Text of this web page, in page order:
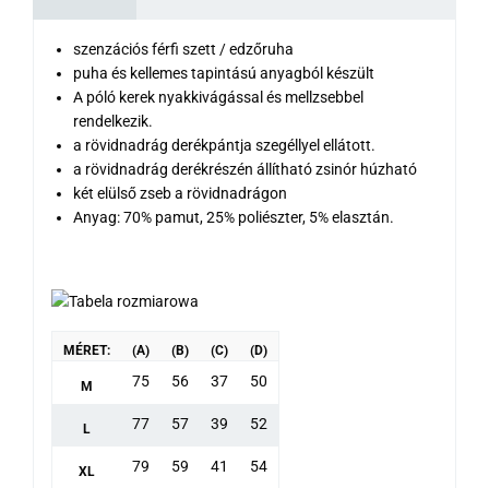
szenzációs férfi szett / edzőruha
puha és kellemes tapintású anyagból készült
A póló kerek nyakkivágással és mellzsebbel
rendelkezik.
a rövidnadrág derékpántja szegéllyel ellátott.
a rövidnadrág derékrészén állítható zsinór húzható
két elülső zseb a rövidnadrágon
Anyag: 70% pamut, 25% poliészter, 5% elasztán.
MÉRET: (A) (B) (C) (D)
M 75 56 37 50
L 77 57 39 52
XL 79 59 41 54